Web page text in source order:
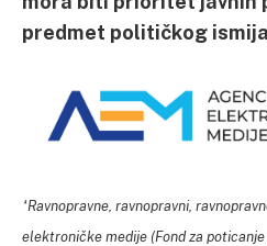
predmet političkog
“Ravnopravne, ravnopravni,
elektroničke medije (Fond za